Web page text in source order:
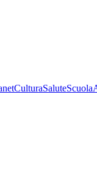
CulturaSaluteScuola